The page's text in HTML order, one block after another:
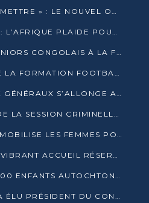
« BÂTIR, SERVIR, TRANSMETTRE » : LE NOUVEL OUVRAGE QUI INTERPELLE LES COLLECTIVITÉS
SYMPOSIUM DE L’ABCA : L’AFRIQUE PLAIDE POUR UN FINANCEMENT CLIMATIQUE ÉQUITABLE
TAEKWONDO : DEUX JUNIORS CONGOLAIS À LA FINALE D’OPEN SYRIES 2025 À ABIDJAN
KINTELÉ, FUTUR HUB DE LA FORMATION FOOTBALLISTIQUE AFRICAINE ?
LA LISTE DES HÔPITAUX GÉNÉRAUX S’ALLONGE AU CONGO
JUSTICE : OUVERTURE DE LA SESSION CRIMINELLE À BRAZZAVILLE AVEC 52 DOSSIERS AU RÔLE
L’OFC CUVETTE-OUEST MOBILISE LES FEMMES POUR ACCUEILLIR LE PRÉSIDENT DE LA RÉPUBLIQUE
VISITE DE TRAVAIL : UN VIBRANT ACCUEIL RÉSERVÉ À DENIS SASSOU-N’GUESSO PAR L’ASSOCIATION « LES AMIS DE WOMO »
LÉKOUMOU : PLUS DE 900 ENFANTS AUTOCHTONES REÇOIVENT DES KITS SCOLAIRES GRÂCE À L’ESPACE OPOKO
PASCAL TSATY-MABIALA ÉLU PRÉSIDENT DU CONSEIL NATIONAL DE L’UPADS